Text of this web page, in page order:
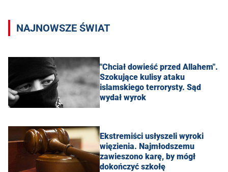
NAJNOWSZE ŚWIAT
"Chciał dowieść przed Allahem".
Szokujące kulisy ataku
islamskiego terrorysty. Sąd
wydał wyrok
Ekstremiści usłyszeli wyroki
więzienia. Najmłodszemu
zawieszono karę, by mógł
dokończyć szkołę